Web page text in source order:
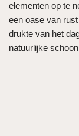
elementen op te
een oase van
drukte van het
natuurlijke